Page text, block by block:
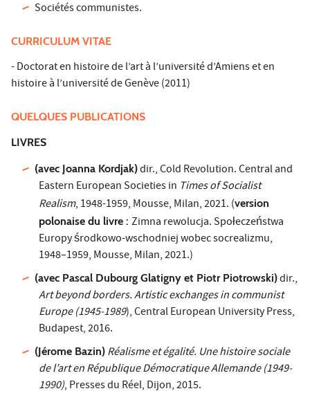
Sociétés communistes.
CURRICULUM VITAE
- Doctorat en histoire de l’art à l’université d’Amiens et en
histoire à l’université de Genève (2011)
QUELQUES PUBLICATIONS
LIVRES
(avec Joanna Kordjak)dir., Cold Revolution. Central and
Eastern European Societies in Times of Socialist
Realism, 1948-1959, Mousse, Milan, 2021. (version
polonaise du livre : Zimna rewolucja. Społeczeństwa
Europy środkowo-wschodniej wobec socrealizmu,
1948–1959, Mousse, Milan, 2021.)
(avec Pascal Dubourg Glatigny et Piotr Piotrowski)dir.,
Art beyond borders. Artistic exchanges in communist
Europe (1945-1989), Central European University Press,
Budapest, 2016.
(Jérome Bazin) Réalisme et égalité. Une histoire sociale
de l’art en République Démocratique Allemande (1949-
1990), Presses du Réel, Dijon, 2015.